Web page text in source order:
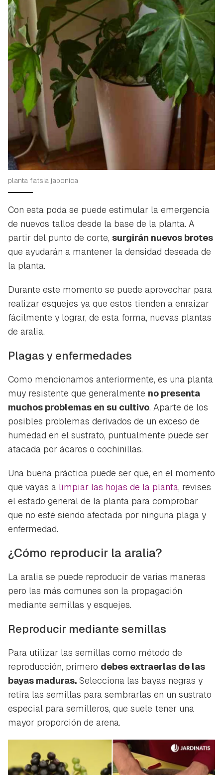
planta fatsia japonica
Con esta poda se puede estimular la emergencia
de nuevos tallos desde la base de la planta. A
partir del punto de corte, surgirán nuevos brotes
que ayudarán a mantener la densidad deseada de
la planta.
Durante este momento se puede aprovechar para
realizar esquejes ya que estos tienden a enraizar
fácilmente y lograr, de esta forma, nuevas plantas
de aralia.
Plagas y enfermedades
Como mencionamos anteriormente, es una planta
muy resistente que generalmente no presenta
muchos problemas en su cultivo. Aparte de los
posibles problemas derivados de un exceso de
humedad en el sustrato, puntualmente puede ser
atacada por ácaros o cochinillas.
Una buena práctica puede ser que, en el momento
que vayas a limpiar las hojas de la planta, revises
el estado general de la planta para comprobar
que no esté siendo afectada por ninguna plaga y
enfermedad.
¿Cómo reproducir la aralia?
La aralia se puede reproducir de varias maneras
pero las más comunes son la propagación
mediante semillas y esquejes.
Reproducir mediante semillas
Para utilizar las semillas como método de
reproducción, primero debes extraerlas de las
bayas maduras. Selecciona las bayas negras y
retira las semillas para sembrarlas en un sustrato
especial para semilleros, que suele tener una
mayor proporción de arena.